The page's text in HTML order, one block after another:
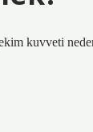
kuvveti